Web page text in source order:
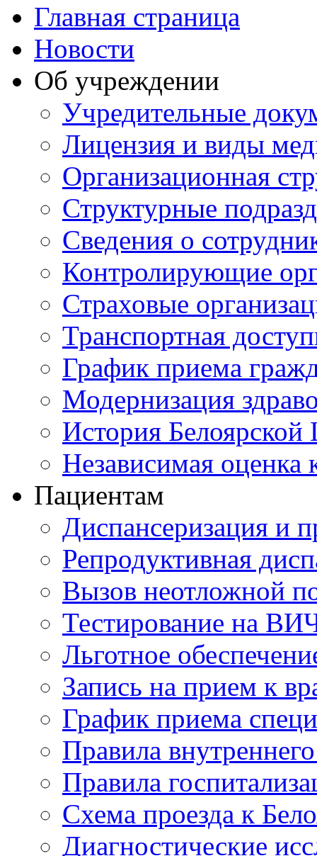
Главная страница
Новости
Об учреждении
Учредительные
Лицензия и виды
Организационная
Структурные
Сведения о
Контролирующие
Страховые
Транспортная
График приема
Модернизация
История
Независимая оценка
Пациентам
Диспансеризация и
Репродуктивная
Вызов неотложной
Тестирование на
Льготное
Запись на прием к
График приема
Правила
Правила
Схема проезда к
Диагностические